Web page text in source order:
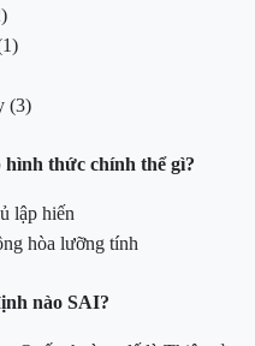
(3)
thức chính thể gì?
lập hiến
hòa lưỡng tính
nào SAI?